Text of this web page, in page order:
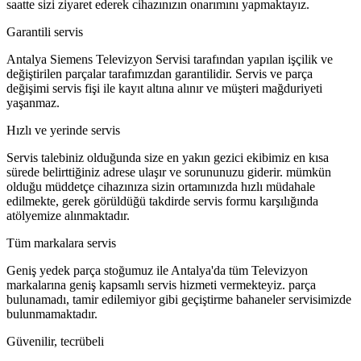
saatte sizi ziyaret ederek cihazınızın onarımını yapmaktayız.
Garantili servis
Antalya Siemens Televizyon Servisi tarafından yapılan işçilik ve
değiştirilen parçalar tarafımızdan garantilidir. Servis ve parça
değişimi servis fişi ile kayıt altına alınır ve müşteri mağduriyeti
yaşanmaz.
Hızlı ve yerinde servis
Servis talebiniz olduğunda size en yakın gezici ekibimiz en kısa
sürede belirttiğiniz adrese ulaşır ve sorununuzu giderir. mümkün
olduğu müddetçe cihazınıza sizin ortamınızda hızlı müdahale
edilmekte, gerek görüldüğü takdirde servis formu karşılığında
atölyemize alınmaktadır.
Tüm markalara servis
Geniş yedek parça stoğumuz ile Antalya'da tüm Televizyon
markalarına geniş kapsamlı servis hizmeti vermekteyiz. parça
bulunamadı, tamir edilemiyor gibi geçiştirme bahaneler servisimizde
bulunmamaktadır.
Güvenilir, tecrübeli